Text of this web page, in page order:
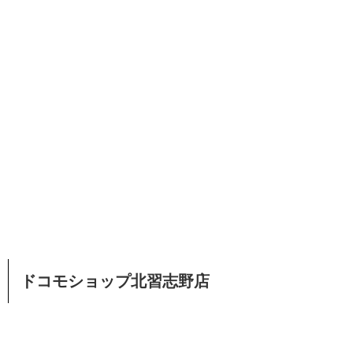
ドコモショップ北習志野店